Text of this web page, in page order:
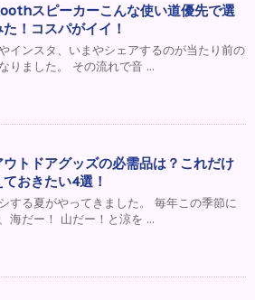
スピーカーこんな使い道優先で選
！コスパがイイ！
インスタ、いまやシェアするのが当たり前の
りました。 その流れで音 ...
ウトドアグッズの必需品は？これだけ
おきたい4選！
する夏がやってきました。 毎年この季節に
海だー！ 山だー！と涼を ...